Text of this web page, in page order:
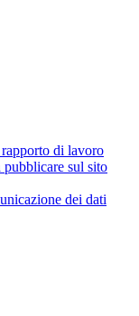
di lavoro
pubblicare sul sito
dei dati